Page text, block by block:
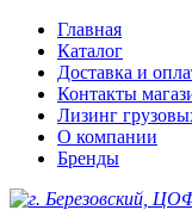
Главная
Каталог
Доставка и
Контакты
Лизинг
О компании
Бренды